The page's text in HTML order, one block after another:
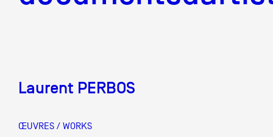
Laurent PERBOS
ŒUVRES / WORKS